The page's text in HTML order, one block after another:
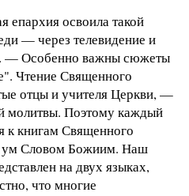
епархия освоила такой
— через телевидение и
— Особенно важны сюжеты
Чтение Священного
отцы и учителя Церкви, —
молитвы. Поэтому каждый
к книгам Священного
ум Словом Божиим. Наш
на двух языках,
что многие